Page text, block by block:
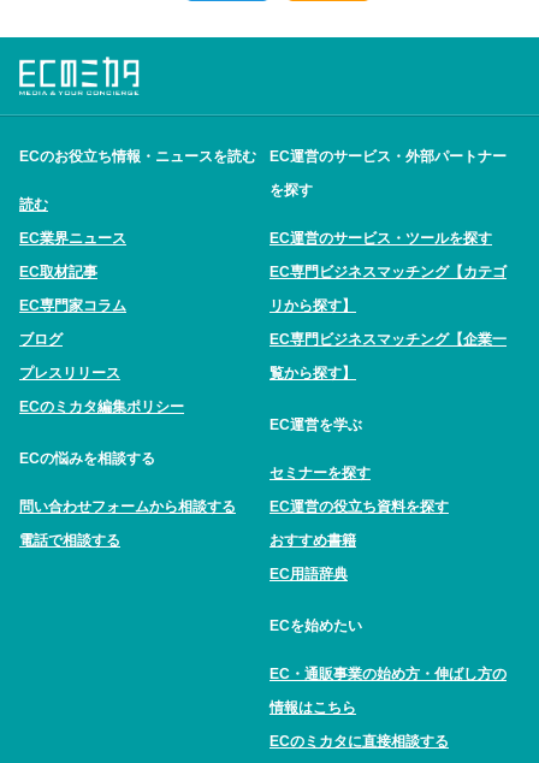
ECのお役立ち情報・ニュースを読む
読む
EC業界ニュース
EC取材記事
EC専門家コラム
ブログ
プレスリリース
ECのミカタ編集ポリシー
ECの悩みを相談する
問い合わせフォームから相談する
電話で相談する
EC運営のサービス・外部パートナー
を探す
EC運営のサービス・ツールを探す
EC専門ビジネスマッチング【カテゴ
リから探す】
EC専門ビジネスマッチング【企業一
覧から探す】
EC運営を学ぶ
セミナーを探す
EC運営の役立ち資料を探す
おすすめ書籍
EC用語辞典
ECを始めたい
EC・通販事業の始め方・伸ばし方の
情報はこちら
ECのミカタに直接相談する